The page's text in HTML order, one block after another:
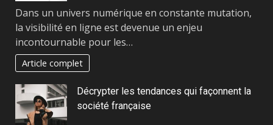
Dans un univers numérique en constante mutation,
la visibilité en ligne est devenue un enjeu
incontournable pour les…
Article complet
Décrypter les tendances qui façonnent la
société française